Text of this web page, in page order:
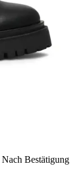
Nach Bestätigung